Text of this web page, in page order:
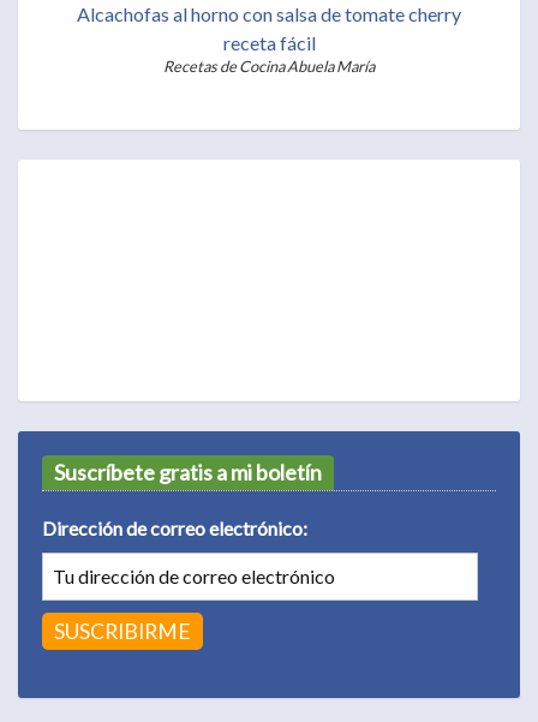
Alcachofas al horno con salsa de tomate cherry
receta fácil
Recetas de Cocina Abuela María
Suscríbete gratis a mi boletín
Dirección de correo electrónico: